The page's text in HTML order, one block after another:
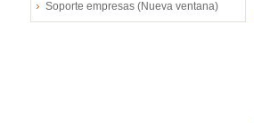
Soporte empresas (Nueva ventana)